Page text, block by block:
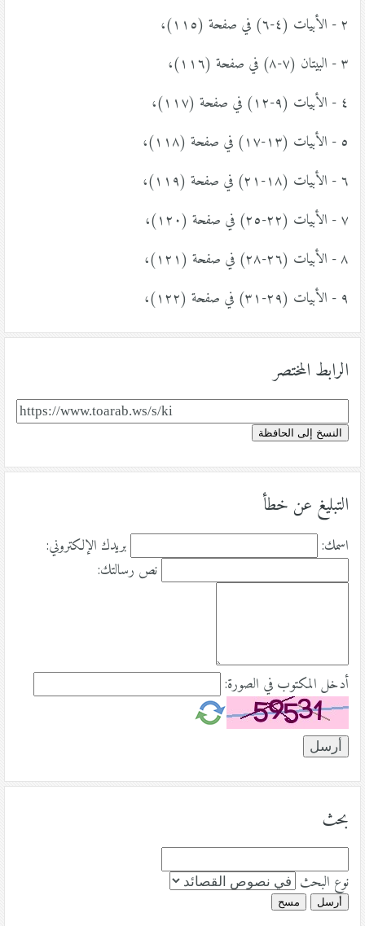
٢ - الأبيات (٤-٦) في صفحة (١١٥)،
٣ - البيتان (٧-٨) في صفحة (١١٦)،
٤ - الأبيات (٩-١٢) في صفحة (١١٧)،
٥ - الأبيات (١٣-١٧) في صفحة (١١٨)،
٦ - الأبيات (١٨-٢١) في صفحة (١١٩)،
٧ - الأبيات (٢٢-٢٥) في صفحة (١٢٠)،
٨ - الأبيات (٢٦-٢٨) في صفحة (١٢١)،
٩ - الأبيات (٢٩-٣١) في صفحة (١٢٢)،
الرابط المختصر
النسخ إلى الحافظة
التبليغ عن خطأ
اسمك:
بريدك الإلكتروني:
نص رسالتك:
أدخل المكتوب في الصورة:
بحث
نوع البحث
أرسل مسح